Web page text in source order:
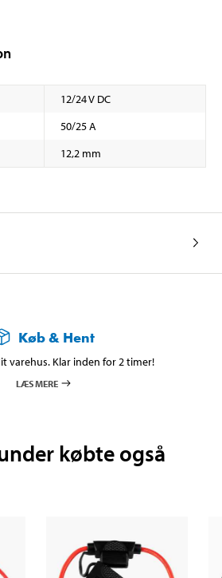
12/24 V DC
50/25 A
12,2 mm
Køb & Hent
varehus. Klar inden for 2 timer!
LÆS MERE
købte også